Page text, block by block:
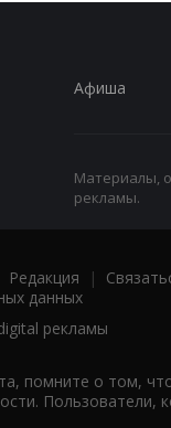
Афиша
Материалы,
рекламы.
Редакция |
данных
рекламы
помните о том,
Пользователи,